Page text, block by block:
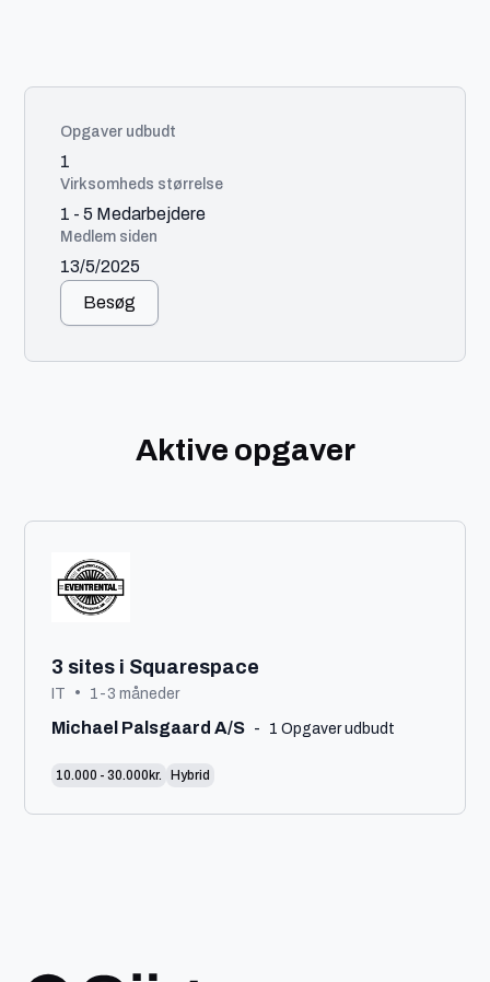
Opgaver udbudt
1
Virksomheds størrelse
1 - 5 Medarbejdere
Medlem siden
13/5/2025
Besøg
Aktive opgaver
3 sites i Squarespace
IT • 1-3 måneder
Michael Palsgaard A/S - 1 Opgaver udbudt
10.000 - 30.000kr. Hybrid